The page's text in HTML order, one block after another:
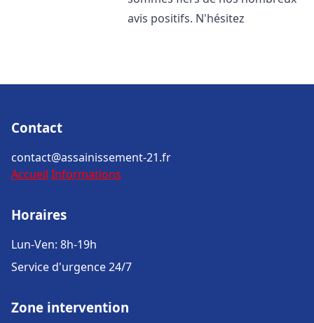
avis positifs. N'hésitez
Contact
contact@assainissement-21.fr
Accueil Informations
Horaires
Lun-Ven: 8h-19h
Service d'urgence 24/7
Zone intervention